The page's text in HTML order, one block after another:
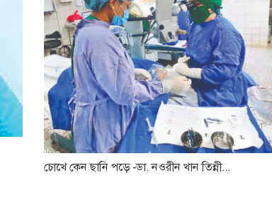
চোখে কেন ছানি পড়ে -ডা. নওরীন খান তিন্নী...